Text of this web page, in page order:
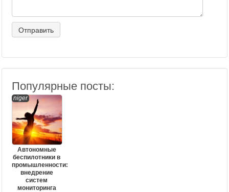
Популярные посты:
niger
Автономные
беспилотники в
промышленности:
внедрение
систем
мониторинга